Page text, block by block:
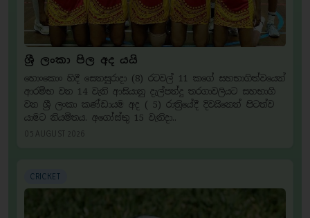
ශ්‍රී ලංකා පිල අද යයි
හොංකොං හිදී සෙනසුරාදා (8) රටවල් 11 කගේ සහභාගිත්වයෙන්
ආරම්භ වන 14 වැනි ආසියානු දැල්පන්දු තරගාවලියට සහභාගි
වන ශ්‍රී ලංකා කණ්ඩායම අද ( 5) රාත්‍රියේදී දිවයිනෙන් පිටත්ව
යාමට නියමිතය. අගෝස්තු 15 වැනිදා..
05 AUGUST 2026
CRICKET